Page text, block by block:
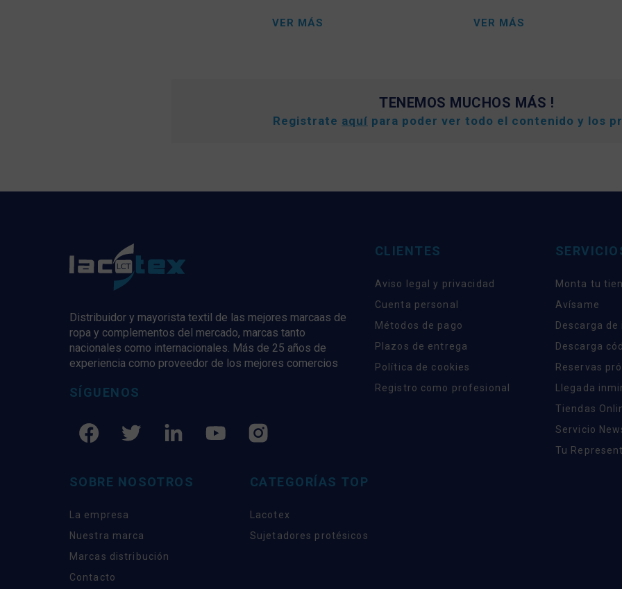
VER MÁS VER MÁS
TENEMOS MUCHOS MÁS !
Registrate aquí para poder ver todo el contenido y los
Distribuidor y mayorista textil de las mejores marcaas de
ropa y complementos del mercado, marcas tanto
nacionales como internacionales. Más de 25 años de
experiencia como proveedor de los mejores comercios
SÍGUENOS
CLIENTES
Aviso legal y privacidad
Cuenta personal
Métodos de pago
Plazos de entrega
Política de cookies
Registro como profesional
Monta tu
Avísame
Descarga de
Descarga
Reservas
Llegada
Tiendas
Servicio
Tu
SOBRE NOSOTROS
La empresa
Nuestra marca
Marcas distribución
Contacto
CATEGORÍAS TOP
Lacotex
Sujetadores protésicos